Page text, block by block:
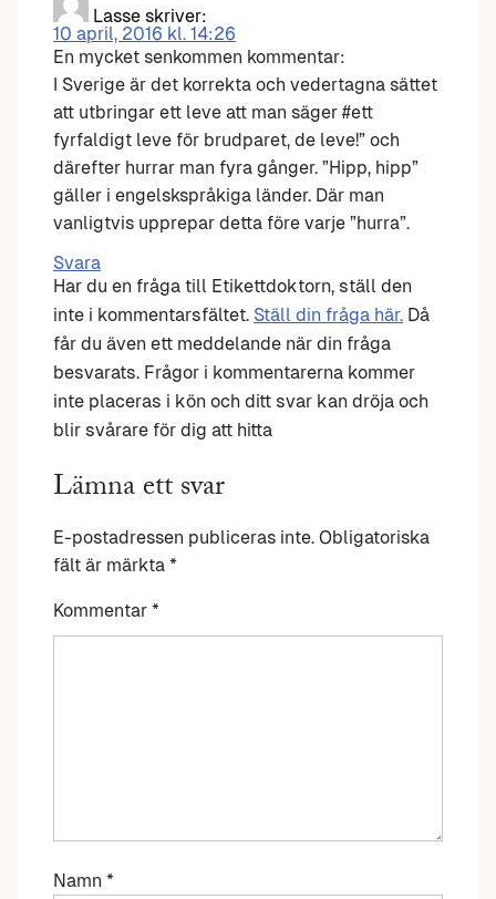
Lasse skriver:
10 april, 2016 kl. 14:26
En mycket senkommen kommentar:
I Sverige är det korrekta och vedertagna sättet
att utbringar ett leve att man säger #ett
fyrfaldigt leve för brudparet, de leve!” och
därefter hurrar man fyra gånger. ”Hipp, hipp”
gäller i engelskspråkiga länder. Där man
vanligtvis upprepar detta före varje ”hurra”.
Svara
Har du en fråga till Etikettdoktorn, ställ den
inte i kommentarsfältet. Ställ din fråga här. Då
får du även ett meddelande när din fråga
besvarats. Frågor i kommentarerna kommer
inte placeras i kön och ditt svar kan dröja och
blir svårare för dig att hitta
Lämna ett svar
E-postadressen publiceras inte. Obligatoriska
fält är märkta *
Kommentar *
Namn *